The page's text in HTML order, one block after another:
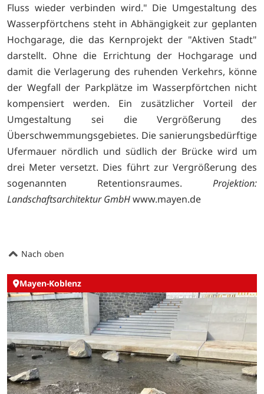
Fluss wieder verbinden wird." Die Umgestaltung des
Wasserpförtchens steht in Abhängigkeit zur geplanten
Hochgarage, die das Kernprojekt der "Aktiven Stadt"
darstellt. Ohne die Errichtung der Hochgarage und
damit die Verlagerung des ruhenden Verkehrs, könne
der Wegfall der Parkplätze im Wasserpförtchen nicht
kompensiert werden. Ein zusätzlicher Vorteil der
Umgestaltung sei die Vergrößerung des
Überschwemmungsgebietes. Die sanierungsbedürftige
Ufermauer nördlich und südlich der Brücke wird um
drei Meter versetzt. Dies führt zur Vergrößerung des
sogenannten Retentionsraumes. Projektion:
Landschaftsarchitektur GmbHwww.mayen.de
Nach oben
Mayen-Koblenz